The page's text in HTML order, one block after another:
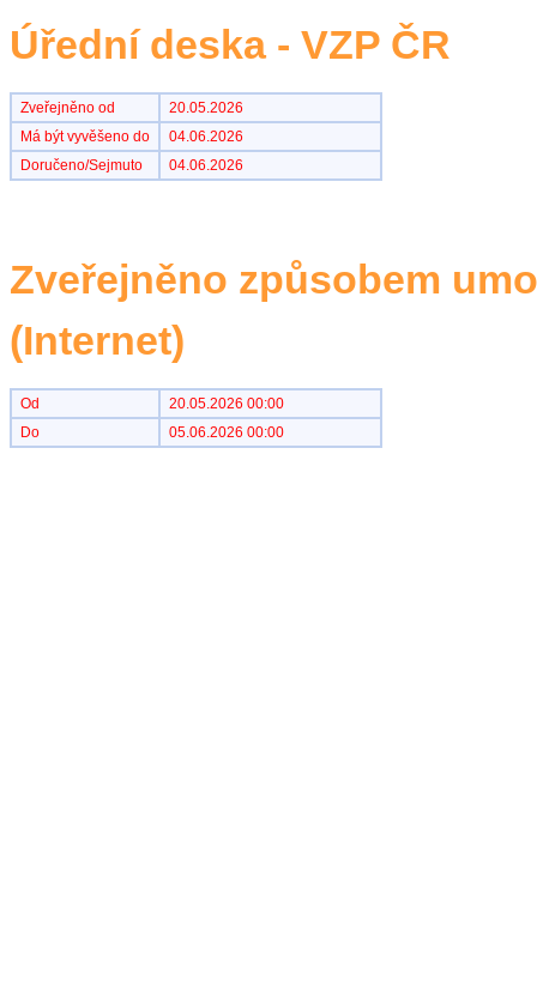
Úřední deska - VZP ČR
Zveřejněno od
20.05.2026
Má být vyvěšeno do
04.06.2026
Doručeno/Sejmuto
04.06.2026
Zveřejněno způsobem
(Internet)
Od
20.05.2026 00:00
Do
05.06.2026 00:00